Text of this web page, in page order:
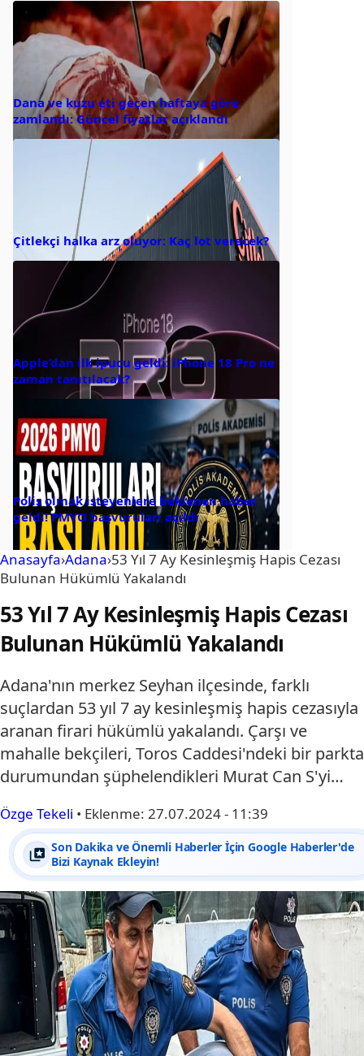
Dana ve kuzu eti geçen haftaya göre
zamlandı: Güncel fiyatlar açıklandı
Çitlekçi halka arz oluyor: Kaç lot verecek?
Apple’dan ilk ipucu geldi: iPhone 18 Pro ne
zaman tanıtılacak?
Polis olmak isteyenlere beklenen haber
geldi! PMYO başvuruları açıldı
Anasayfa›Adana›53 Yıl 7 Ay Kesinleşmiş Hapis Cezası
Bulunan Hükümlü Yakalandı
53 Yıl 7 Ay Kesinleşmiş Hapis Cezası
Bulunan Hükümlü Yakalandı
Adana'nın merkez Seyhan ilçesinde, farklı
suçlardan 53 yıl 7 ay kesinleşmiş hapis cezasıyla
aranan firari hükümlü yakalandı. Çarşı ve
mahalle bekçileri, Toros Caddesi'ndeki bir parkta
durumundan şüphelendikleri Murat Can S'yi…
Özge Tekeli • Eklenme: 27.07.2024 - 11:39
Son Dakika ve Önemli Haberler İçin Google Haberler'de
Bizi Kaynak Ekleyin!